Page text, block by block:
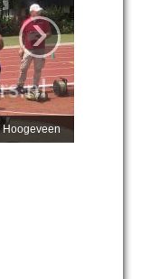
Hoogeveen
›